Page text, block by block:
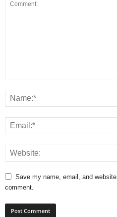
Save my name, email, and
comment.